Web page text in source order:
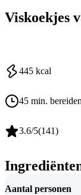
Viskoekjes
445 kcal
45 min.
3.6/5(141)
Aantal personen